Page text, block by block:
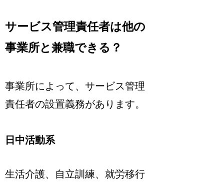
サービス管理責任者は他の
事業所と兼職できる？
事業所によって、サービス管理
責任者の設置義務があります。
日中活動系
生活介護、自立訓練、就労移行